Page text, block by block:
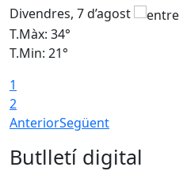
Divendres, 7 d’agost
T.Màx: 34°
T.Min: 21°
1
2
AnteriorSegüent
Butlletí digital